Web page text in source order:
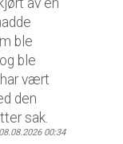
av en
ble
ble
vært
den
sak.
08.08.2026 00:34